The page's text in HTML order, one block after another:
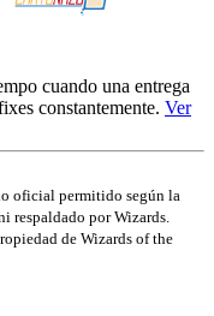
cuando una entrega
constantemente. Ver
oficial permitido según la
respaldado por Wizards.
de Wizards of the